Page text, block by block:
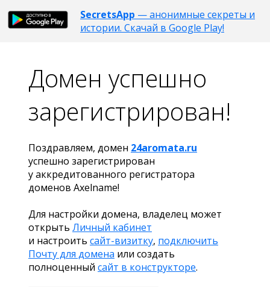
SecretsApp — анонимные секреты и
истории. Скачай в Google Play!
Домен успешно
зарегистрирован!
Поздравляем, домен 24aromata.ru
успешно зарегистрирован
у аккредитованного регистратора
доменов Axelname!
Для настройки домена, владелец может
открыть Личный кабинет
и настроить сайт-визитку, подключить
Почту для домена или создать
полноценный сайт в конструкторе.